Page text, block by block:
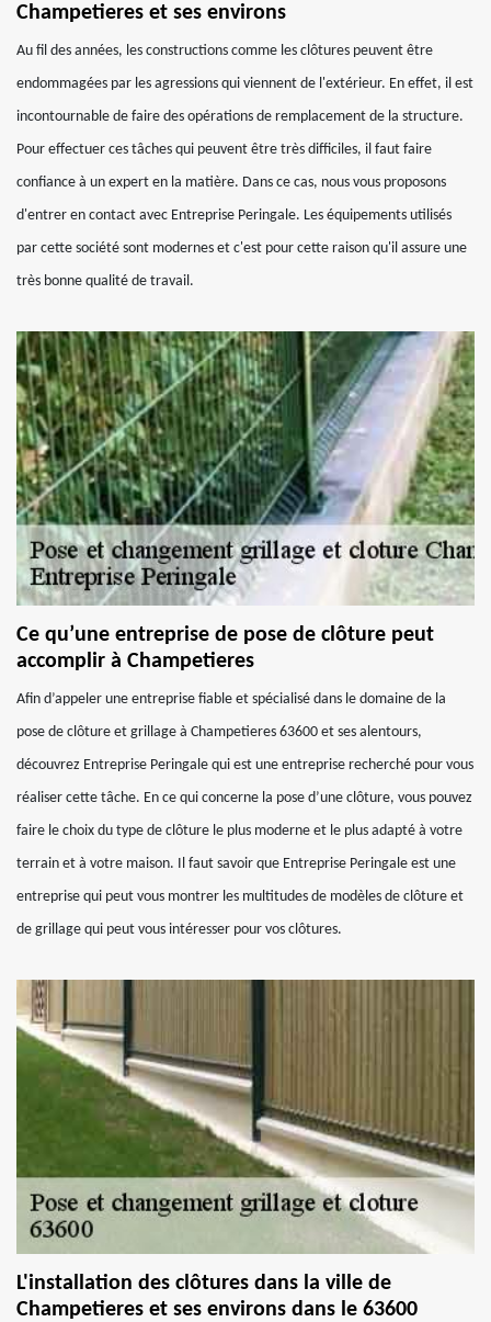
Champetieres et ses environs
Au fil des années, les constructions comme les clôtures peuvent être
endommagées par les agressions qui viennent de l'extérieur. En effet, il est
incontournable de faire des opérations de remplacement de la structure.
Pour effectuer ces tâches qui peuvent être très difficiles, il faut faire
confiance à un expert en la matière. Dans ce cas, nous vous proposons
d'entrer en contact avec Entreprise Peringale. Les équipements utilisés
par cette société sont modernes et c'est pour cette raison qu'il assure une
très bonne qualité de travail.
Ce qu’une entreprise de pose de clôture peut
accomplir à Champetieres
Afin d’appeler une entreprise fiable et spécialisé dans le domaine de la
pose de clôture et grillage à Champetieres 63600 et ses alentours,
découvrez Entreprise Peringale qui est une entreprise recherché pour vous
réaliser cette tâche. En ce qui concerne la pose d’une clôture, vous pouvez
faire le choix du type de clôture le plus moderne et le plus adapté à votre
terrain et à votre maison. Il faut savoir que Entreprise Peringale est une
entreprise qui peut vous montrer les multitudes de modèles de clôture et
de grillage qui peut vous intéresser pour vos clôtures.
L'installation des clôtures dans la ville de
Champetieres et ses environs dans le 63600